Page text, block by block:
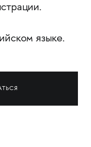
языке.